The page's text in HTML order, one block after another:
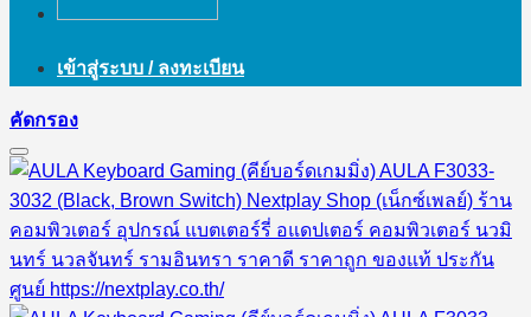
เข้าสู่ระบบ / ลงทะเบียน
คัดกรอง